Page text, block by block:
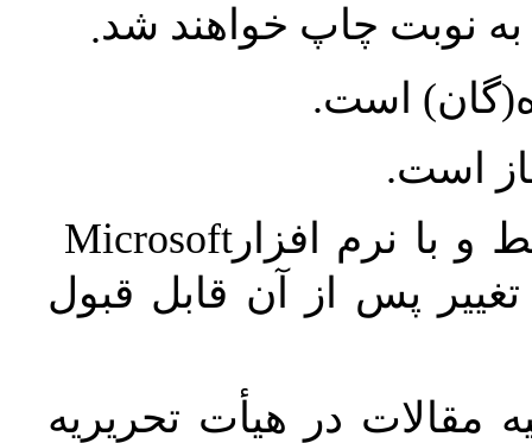
نوبت چاپ خواهند شد.
است.
است.
و با نرم افزارMicrosoft
پس از آن قابل قبول
مقالات در هیأت تحریریه